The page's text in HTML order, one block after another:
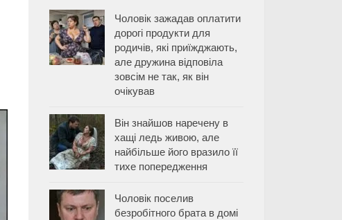
Чоловік зажадав оплатити
дорогі продукти для
родичів, які приїжджають,
але дружина відповіла
зовсім не так, як він
очікував
Він знайшов наречену в
хащі ледь живою, але
найбільше його вразило її
тихе попередження
Чоловік поселив
безробітного брата в домі